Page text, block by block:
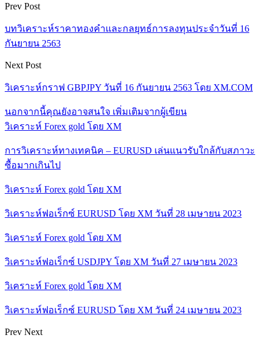
Prev Post
บทวิเคราะห์ราคาทองคำและกลยุทธ์การลงทุนประจำวันที่ 16
กันยายน 2563
Next Post
วิเคราะห์กราฟ GBPJPY วันที่ 16 กันยายน 2563 โดย XM.COM
นอกจากนี้คุณยังอาจสนใจ เพิ่มเติมจากผู้เขียน
วิเคราะห์ Forex gold โดย XM
การวิเคราะห์ทางเทคนิค – EURUSD เล่นแนวรับใกล้กับสภาวะ
ซื้อมากเกินไป
วิเคราะห์ Forex gold โดย XM
วิเคราะห์ฟอเร็กซ์ EURUSD โดย XM วันที่ 28 เมษายน 2023
วิเคราะห์ Forex gold โดย XM
วิเคราะห์ฟอเร็กซ์ USDJPY โดย XM วันที่ 27 เมษายน 2023
วิเคราะห์ Forex gold โดย XM
วิเคราะห์ฟอเร็กซ์ EURUSD โดย XM วันที่ 24 เมษายน 2023
Prev Next